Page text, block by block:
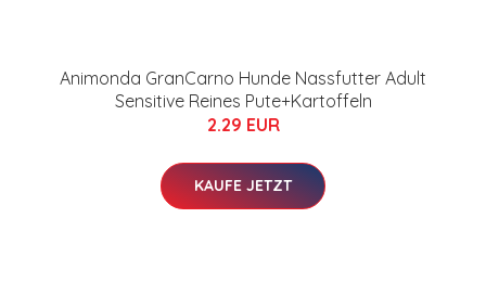
Animonda GranCarno Hunde Nassfutter Adult
Sensitive Reines Pute+Kartoffeln
2.29 EUR
KAUFE JETZT